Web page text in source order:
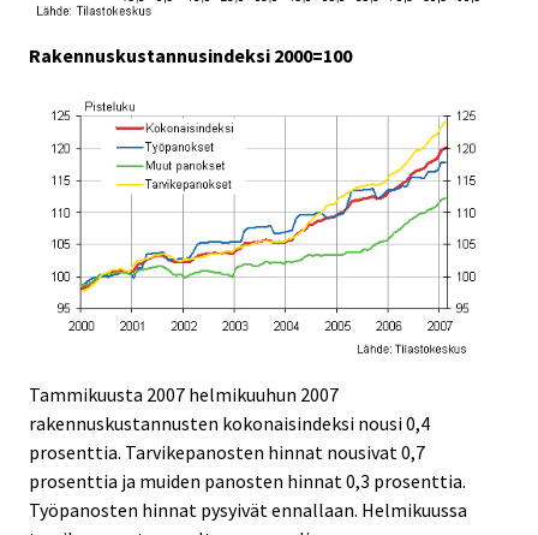
Rakennuskustannusindeksi 2000=100
Tammikuusta 2007 helmikuuhun 2007
rakennuskustannusten kokonaisindeksi nousi 0,4
prosenttia. Tarvikepanosten hinnat nousivat 0,7
prosenttia ja muiden panosten hinnat 0,3 prosenttia.
Työpanosten hinnat pysyivät ennallaan. Helmikuussa